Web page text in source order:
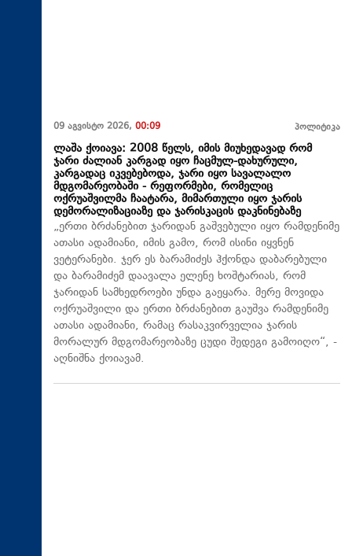
09 აგვისტო 2026, 00:09 პოლიტიკა
ლაშა ქოიავა: 2008 წელს, იმის მიუხედავად რომ
ჯარი ძალიან კარგად იყო ჩაცმულ-დახურული,
კარგადაც იკვებებოდა, ჯარი იყო სავალალო
მდგომარეობაში - რეფორმები, რომელიც
ოქრუაშვილმა ჩაატარა, მიმართული იყო ჯარის
დემორალიზაციაზე და ჯარისკაცის დაკნინებაზე
„ერთი ბრძანებით ჯარიდან გაშვებული იყო რამდენიმე
ათასი ადამიანი, იმის გამო, რომ ისინი იყვნენ
ვეტერანები. ჯერ ეს ბარამიძეს ჰქონდა დაბარებული
და ბარამიძემ დაავალა ელენე ხოშტარიას, რომ
ჯარიდან სამხედროები უნდა გაეყარა. მერე მოვიდა
ოქრუაშვილი და ერთი ბრძანებით გაუშვა რამდენიმე
ათასი ადამიანი, რამაც რასაკვირველია ჯარის
მორალურ მდგომარეობაზე ცუდი შედეგი გამოიღო“, -
აღნიშნა ქოიავამ.